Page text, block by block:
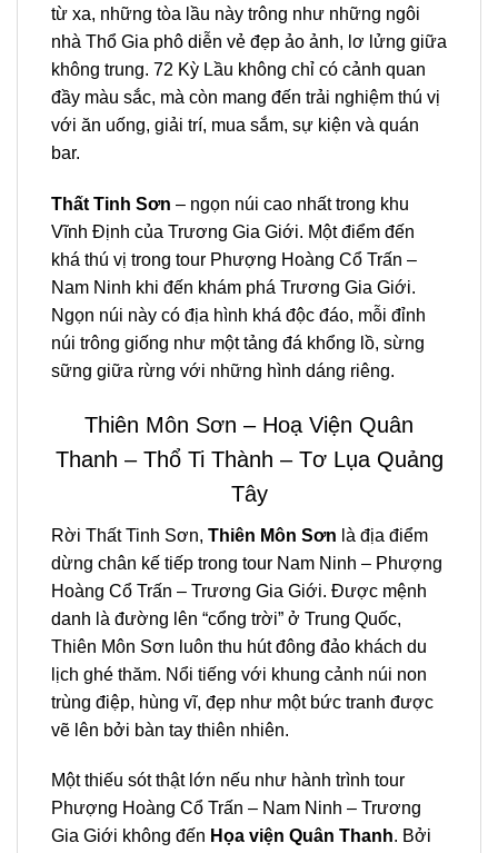
từ xa, những tòa lầu này trông như những ngôi
nhà Thổ Gia phô diễn vẻ đẹp ảo ảnh, lơ lửng giữa
không trung. 72 Kỳ Lầu không chỉ có cảnh quan
đầy màu sắc, mà còn mang đến trải nghiệm thú vị
với ăn uống, giải trí, mua sắm, sự kiện và quán
bar.
Thất Tinh Sơn – ngọn núi cao nhất trong khu
Vĩnh Định của Trương Gia Giới. Một điểm đến
khá thú vị trong tour Phượng Hoàng Cổ Trấn –
Nam Ninh khi đến khám phá Trương Gia Giới.
Ngọn núi này có địa hình khá độc đáo, mỗi đỉnh
núi trông giống như một tảng đá khổng lồ, sừng
sững giữa rừng với những hình dáng riêng.
Thiên Môn Sơn – Hoạ Viện Quân
Thanh – Thổ Ti Thành – Tơ Lụa Quảng
Tây
Rời Thất Tinh Sơn, Thiên Môn Sơn là địa điểm
dừng chân kế tiếp trong tour Nam Ninh – Phượng
Hoàng Cổ Trấn – Trương Gia Giới. Được mệnh
danh là đường lên “cổng trời” ở Trung Quốc,
Thiên Môn Sơn luôn thu hút đông đảo khách du
lịch ghé thăm. Nổi tiếng với khung cảnh núi non
trùng điệp, hùng vĩ, đẹp như một bức tranh được
vẽ lên bởi bàn tay thiên nhiên.
Một thiếu sót thật lớn nếu như hành trình tour
Phượng Hoàng Cổ Trấn – Nam Ninh – Trương
Gia Giới không đến Họa viện Quân Thanh. Bởi